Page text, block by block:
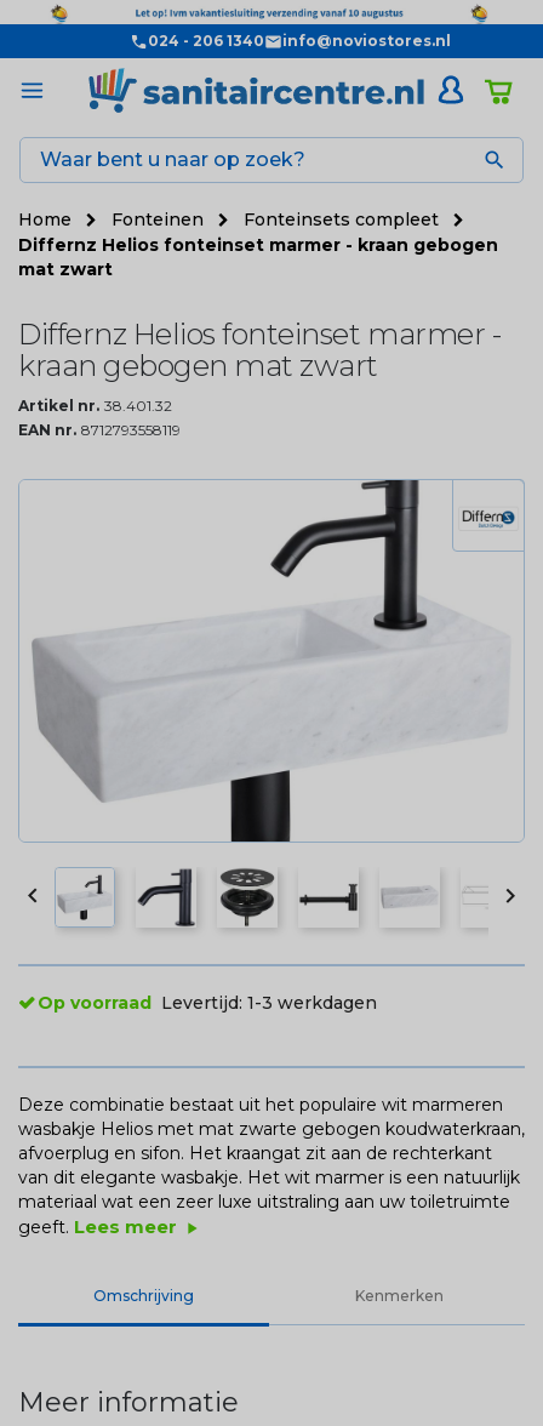
024 - 206 1340 info@noviostores.nl

Home Fonteinen
Fonteinsets compleet
Differnz Helios fonteinset marmer - kraan gebogen
mat zwart
Differnz Helios fonteinset marmer -
kraan gebogen mat zwart
Artikel nr. 38.401.32
EAN nr. 8712793558119
 
Op voorraad Levertijd: 1-3 werkdagen
Deze combinatie bestaat uit het populaire wit marmeren
wasbakje Helios met mat zwarte gebogen koudwaterkraan,
afvoerplug en sifon. Het kraangat zit aan de rechterkant
van dit elegante wasbakje. Het wit marmer is een natuurlijk
materiaal wat een zeer luxe uitstraling aan uw toiletruimte
geeft. Lees meer play_arrow
Omschrijving Kenmerken
Meer informatie